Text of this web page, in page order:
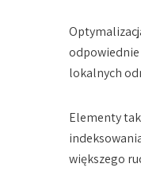
lokalnych
Elementy
większego